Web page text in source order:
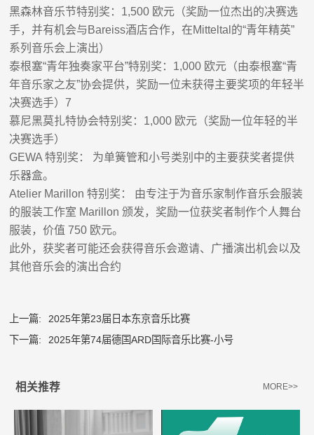
黑森林音乐节特别奖： 1,500 欧元（奖励一位杰出的决赛选
手，并有机会与Bareiss酒店合作，在Mitteltal 的“青年精英”
系列音乐会上演出）
泰根塞“青年独奏家平台”特别奖： 1,000 欧元（由泰根塞“青
年音乐家之友”协会提供，奖励一位未获得主要奖项的年轻半
决赛选手）7
慕尼黑莫扎特协会特别奖： 1,000 欧元（奖励一位年轻的半
决赛选手）
GEWA特别奖： 为单簧管和小号类别中的主要获奖者提供
乐器盒。
Atelier Marillon特别奖： 由专注于为音乐家制作音乐会服装
的服装工作室 Marillon颁发，奖励一位获奖者制作个人舞台
服装，价值750 欧元。
此外，获奖者可能还会获得音乐会邀请、广播演出机会以及
其他音乐会的演出合约
上一篇:
2025年第23届日本东京音乐比赛
下一篇:
2025年第74届德国ARD国际音乐比赛-小号
相关推荐 MORE>>